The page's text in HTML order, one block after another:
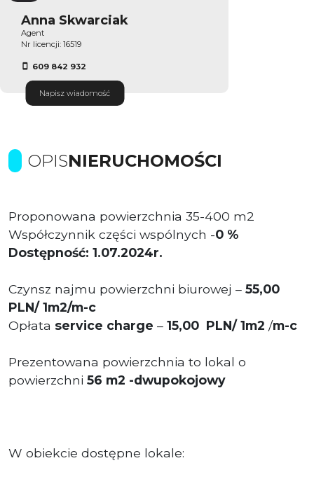
Anna Skwarciak
Agent
Nr licencji: 16519
609 842 932
Napisz wiadomość
OPISNIERUCHOMOŚCI
Proponowana powierzchnia 35-400 m2
Współczynnik części wspólnych -0 %
Dostępność: 1.07.2024r.
Czynsz najmu powierzchni biurowej – 55,00
PLN/ 1m2/m-c
Opłata service charge – 15,00 PLN/ 1m2 /m-c
Prezentowana powierzchnia to lokal o
powierzchni 56 m2 -dwupokojowy
W obiekcie dostępne lokale: